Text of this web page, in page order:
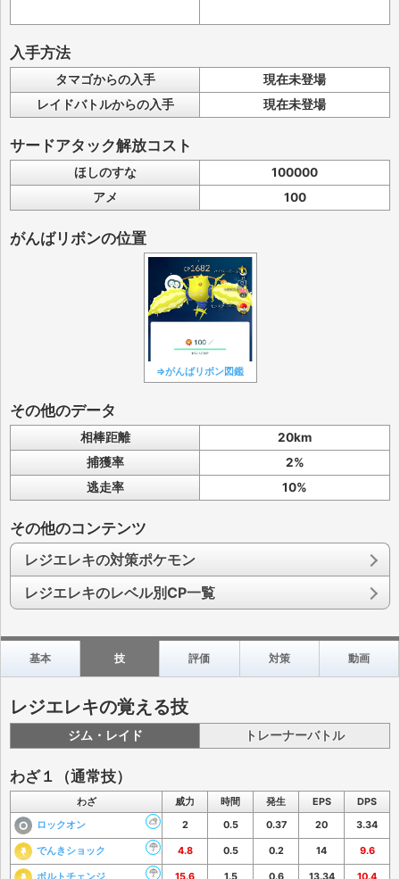
入手方法
タマゴからの入手
現在未登場
レイドバトルからの入手
現在未登場
サードアタック解放コスト
ほしのすな
100000
アメ
100
がんばリボンの位置
⇒がんばリボン図鑑
その他のデータ
相棒距離
20km
捕獲率
2%
逃走率
10%
その他のコンテンツ
レジエレキの対策ポケモン
レジエレキのレベル別CP一覧
基本 技 評価 対策 動画
レジエレキの覚える技
ジム・レイド トレーナーバトル
わざ１（通常技）
わざ 威力 時間 発生 EPS
DPS
ロックオン
2 0.5 0.37 20 3.34
でんきショック 4.8 0.5 0.2 14 9.6
ボルトチェンジ 15.6 1.5 0.6 13.34 10.4